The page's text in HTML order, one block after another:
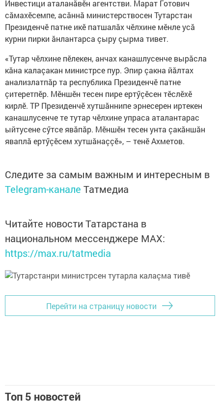
Инвестици аталанăвӗн агентстви. Марат Готович
сăмахӗсемпе, асăннă министерствосен Тутарстан
Президенчӗ патне икӗ патшалăх чӗлхине мӗнле усă
курни пирки ăнлантарса çыру çырма тивет.
«Тутар чӗлхине пӗлекен, анчах канашлусенче вырăсла
кăна калаçакан министрсе пур. Эпир çакна йăлтах
анализлатпăр та республика Президенчӗ патне
çитеретпӗр. Мӗншӗн тесен пире ертӳçӗсен тӗслӗхӗ
кирлӗ. ТР Президенчӗ хутшăннипе эрнесерен иртекен
канашлусенче те тутар чӗлхине упраса аталантарас
ыйтусене сӳтсе явăпăр. Мӗншӗн тесен унта çакăншăн
яваплă ертӳçӗсем хутшăнаççӗ», – тенӗ Ахметов.
Следите за самым важным и интересным в
Telegram-канале Татмедиа
Читайте новости Татарстана в
национальном мессенджере MАХ:
https://max.ru/tatmedia
Перейти на страницу новости
Топ 5 новостей